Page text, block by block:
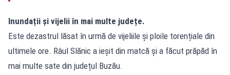
Inundații și vijelii în mai multe județe.
Este dezastrul lăsat în urmă de vijeliile și ploile torențiale din
ultimele ore. Râul Slănic a ieșit din matcă și a făcut prăpăd în
mai multe sate din județul Buzău.